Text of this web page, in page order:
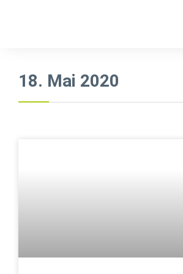
18. Mai 2020